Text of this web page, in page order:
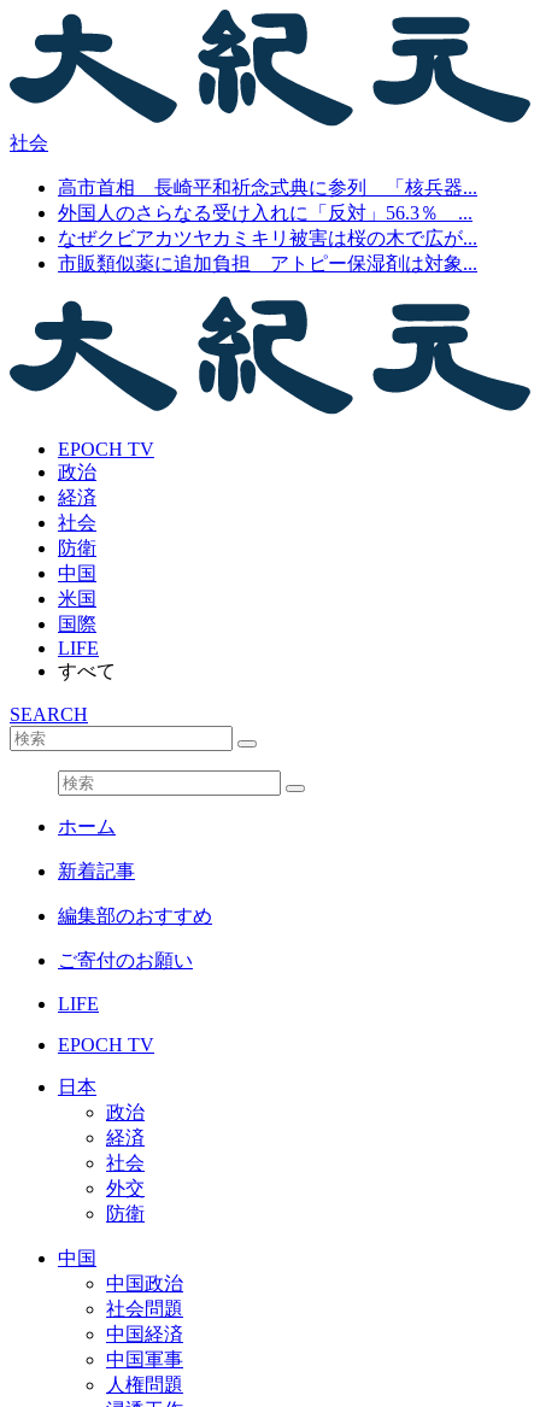
社会
高市首相 長崎平和祈念式典に参列 「核兵器...
外国人のさらなる受け入れに「反対」56.3％ ...
なぜクビアカツヤカミキリ被害は桜の木で広が...
市販類似薬に追加負担 アトピー保湿剤は対象...
EPOCH TV
政治
経済
社会
防衛
中国
米国
国際
LIFE
すべて
SEARCH
ホーム
新着記事
編集部のおすすめ
ご寄付のお願い
LIFE
EPOCH TV
日本
政治
経済
社会
外交
防衛
中国
中国政治
社会問題
中国経済
中国軍事
人権問題